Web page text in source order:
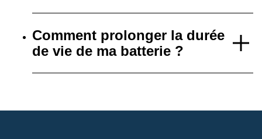
Comment prolonger la durée
de vie de ma batterie ?